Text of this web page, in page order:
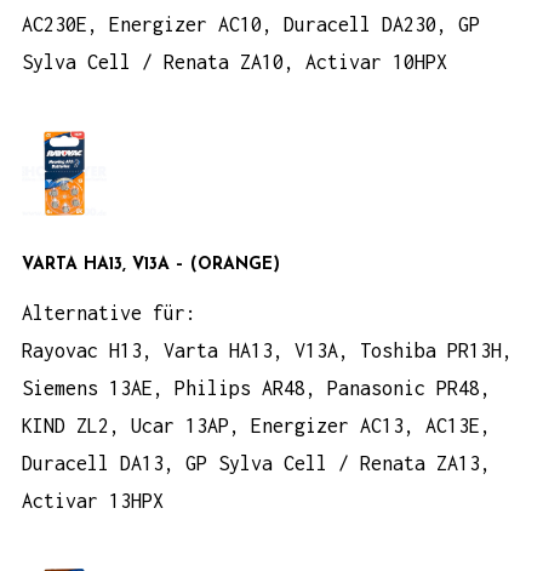
AC230E, Energizer AC10, Duracell DA230, GP
Sylva Cell / Renata ZA10, Activar 10HPX
VARTA HA13, V13A – (ORANGE)
Alternative für:
Rayovac H13, Varta HA13, V13A, Toshiba PR13H,
Siemens 13AE, Philips AR48, Panasonic PR48,
KIND ZL2, Ucar 13AP, Energizer AC13, AC13E,
Duracell DA13, GP Sylva Cell / Renata ZA13,
Activar 13HPX